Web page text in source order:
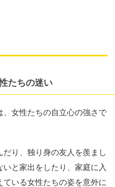
たちの迷い
女性たちの自立心の強さで
り、独り身の友人を羨まし
と家出をしたり、家庭に入
いる女性たちの姿を意外に